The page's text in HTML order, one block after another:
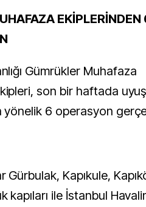
EKİPLERİNDEN
Gümrükler Muhafaza
son bir haftada
yönelik 6 operasyon
Gürbulak, Kapıkule,
kapıları ile İstanbul